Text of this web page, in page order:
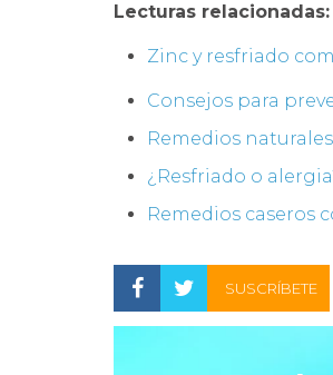
Lecturas relacionadas:
Zinc y resfriado
Consejos para
Remedios
¿Resfriado o
Remedios caseros
SUSCRÍBETE